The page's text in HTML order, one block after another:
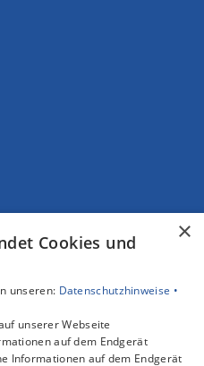
×
Cookies und
unseren: Datenschutzhinweise •
unserer Webseite
auf dem Endgerät
Informationen auf dem Endgerät